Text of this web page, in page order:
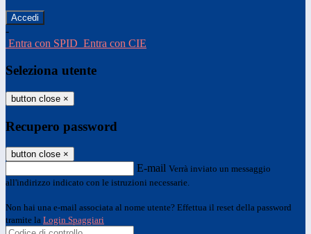
-
Entra con SPID Entra con CIE
Seleziona utente
button close ×
Recupero password
button close ×
E-mail Verrà inviato un messaggio
all'indirizzo indicato con le istruzioni necessarie.
Non hai una e-mail associata al nome utente? Effettua il reset della password
tramite la Login Spaggiari